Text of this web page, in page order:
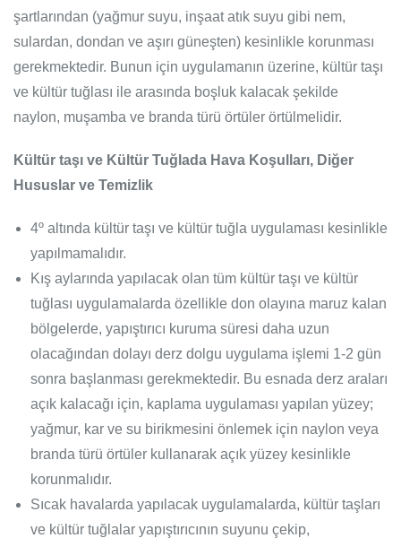
şartlarından (yağmur suyu, inşaat atık suyu gibi nem,
sulardan, dondan ve aşırı güneşten) kesinlikle korunması
gerekmektedir. Bunun için uygulamanın üzerine, kültür taşı
ve kültür tuğlası ile arasında boşluk kalacak şekilde
naylon, muşamba ve branda türü örtüler örtülmelidir.
Kültür taşı ve Kültür Tuğlada Hava Koşulları, Diğer
Hususlar ve Temizlik
4º altında kültür taşı ve kültür tuğla uygulaması kesinlikle
yapılmamalıdır.
Kış aylarında yapılacak olan tüm kültür taşı ve kültür
tuğlası uygulamalarda özellikle don olayına maruz kalan
bölgelerde, yapıştırıcı kuruma süresi daha uzun
olacağından dolayı derz dolgu uygulama işlemi 1-2 gün
sonra başlanması gerekmektedir. Bu esnada derz araları
açık kalacağı için, kaplama uygulaması yapılan yüzey;
yağmur, kar ve su birikmesini önlemek için naylon veya
branda türü örtüler kullanarak açık yüzey kesinlikle
korunmalıdır.
Sıcak havalarda yapılacak uygulamalarda, kültür taşları
ve kültür tuğlalar yapıştırıcının suyunu çekip,